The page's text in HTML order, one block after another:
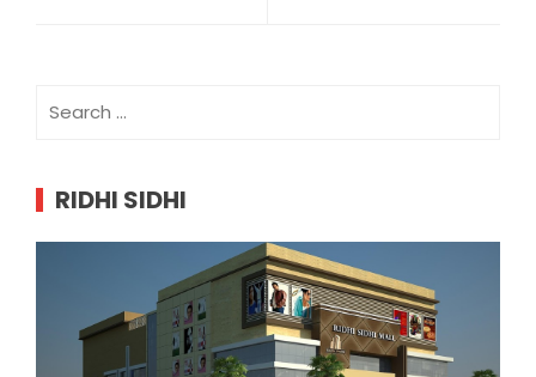
for:
RIDHI SIDHI